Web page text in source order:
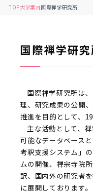
TOP大学案内国際禅学研究所
国際禅学研
国際禅学研究所は
理、研究成果の公開
推進を目的として、
主な活動として、
可能なデータベース
考釈支援システム」
ムの開催、禅宗寺院
訳、国内外の研究者
に展開しております。